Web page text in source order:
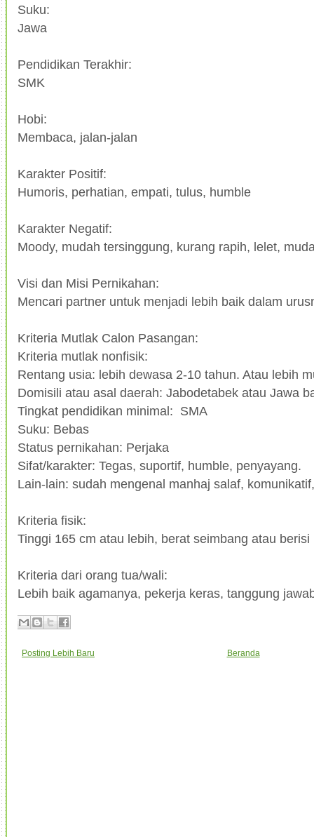
Suku:
Jawa
Pendidikan Terakhir:
SMK
Hobi:
Membaca, jalan-jalan
Karakter Positif:
Humoris, perhatian, empati, tulus, humble
Karakter Negatif:
Moody, mudah tersinggung, kurang rapih, lelet,
Visi dan Misi Pernikahan:
Mencari partner untuk menjadi lebih baik dalam
Kriteria Mutlak Calon Pasangan:
Kriteria mutlak nonfisik:
Rentang usia: lebih dewasa 2-10 tahun. Atau lebih
Domisili atau asal daerah: Jabodetabek atau Jawa
Tingkat pendidikan minimal: SMA
Suku: Bebas
Status pernikahan: Perjaka
Sifat/karakter: Tegas, suportif, humble, penyayang.
Lain-lain: sudah mengenal manhaj salaf,
Kriteria fisik:
Tinggi 165 cm atau lebih, berat seimbang atau berisi
Kriteria dari orang tua/wali:
Lebih baik agamanya, pekerja keras, tanggung
Posting Lebih Baru Beranda